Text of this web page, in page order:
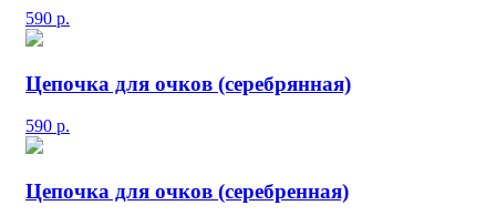
590 р.
Цепочка для очков (серебрянная)
590 р.
Цепочка для очков (серебренная)